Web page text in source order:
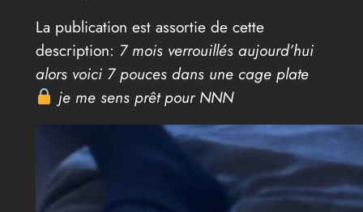
La publication est assortie de cette
description: 7 mois verrouillés aujourd’hui
alors voici 7 pouces dans une cage plate
je me sens prêt pour NNN